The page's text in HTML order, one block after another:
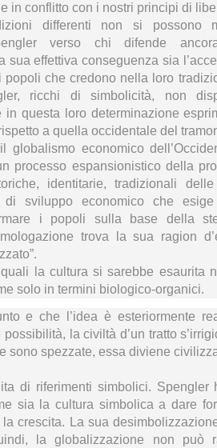
in conflitto con i nostri principi di
differenti non si possono
verso chi difende
sua effettiva conseguenza sia
popoli che credono nella loro
ricchi di simbolicità, non
in questa loro determinazione
a quella occidentale del
economico
processo espansionistico della
identitarie, tradizionali delle
sviluppo economico che
i popoli sulla base della
trova la sua ragion
la cultura si sarebbe esaurita
solo in termini biologico-organici.
e che l’idea è esteriormente
la civiltà d’un tratto
sono spezzate, essa diviene
di riferimenti simbolici. Spengler
sia la cultura simbolica a dare
crescita. La sua
la globalizzazione non può